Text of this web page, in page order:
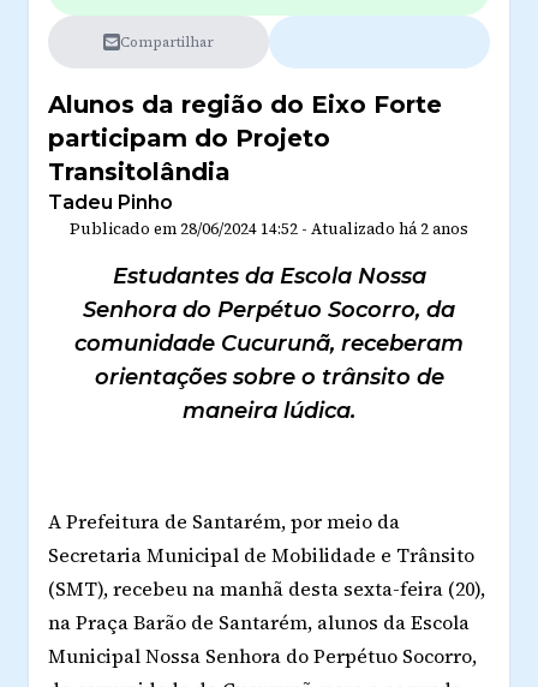
Compartilhar
Alunos da região do Eixo Forte
participam do Projeto
Transitolândia
Tadeu Pinho
Publicado em 28/06/2024 14:52 - Atualizado há 2 anos
Estudantes da Escola Nossa
Senhora do Perpétuo Socorro, da
comunidade Cucurunã, receberam
orientações sobre o trânsito de
maneira lúdica.
A Prefeitura de Santarém, por meio da
Secretaria Municipal de Mobilidade e Trânsito
(SMT), recebeu na manhã desta sexta-feira (20),
na Praça Barão de Santarém, alunos da Escola
Municipal Nossa Senhora do Perpétuo Socorro,